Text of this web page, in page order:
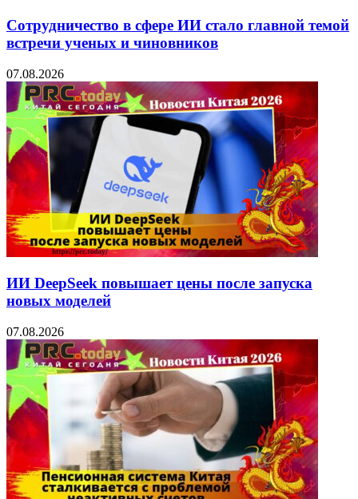
Сотрудничество в сфере ИИ стало главной темой
встречи ученых и чиновников
07.08.2026
ИИ DeepSeek повышает цены после запуска
новых моделей
07.08.2026